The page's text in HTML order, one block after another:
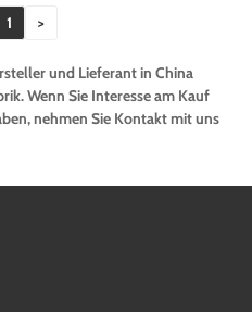
1 >
und Lieferant in China
Wenn Sie Interesse am Kauf
nehmen Sie Kontakt mit uns